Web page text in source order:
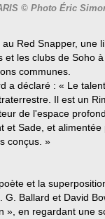
© Photo Éric
au Red Snapper, une
les clubs de Soho
communes.
a déclaré : « Le
Il est un
de l'espace
et Sade, et
conçus. »
et la
Ballard et David
», en regardant une